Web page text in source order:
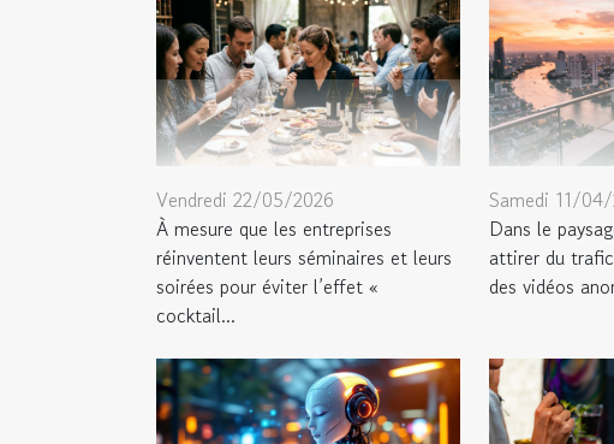
Vendredi 22/05/2026
À mesure que les entreprises
réinventent leurs séminaires et leurs
soirées pour éviter l’effet «
cocktail...
Samedi 11/
Dans le
attirer du
des vidéos